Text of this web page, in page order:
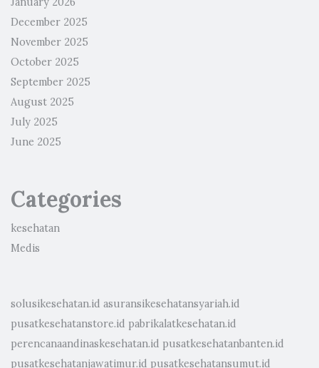
December 2025
November 2025
October 2025
September 2025
August 2025
July 2025
June 2025
Categories
kesehatan
Medis
solusikesehatan.id asuransikesehatansyariah.id
pusatkesehatanstore.id pabrikalatkesehatan.id
perencanaandinaskesehatan.id pusatkesehatanbanten.id
pusatkesehatanjawatimur.id pusatkesehatansumut.id